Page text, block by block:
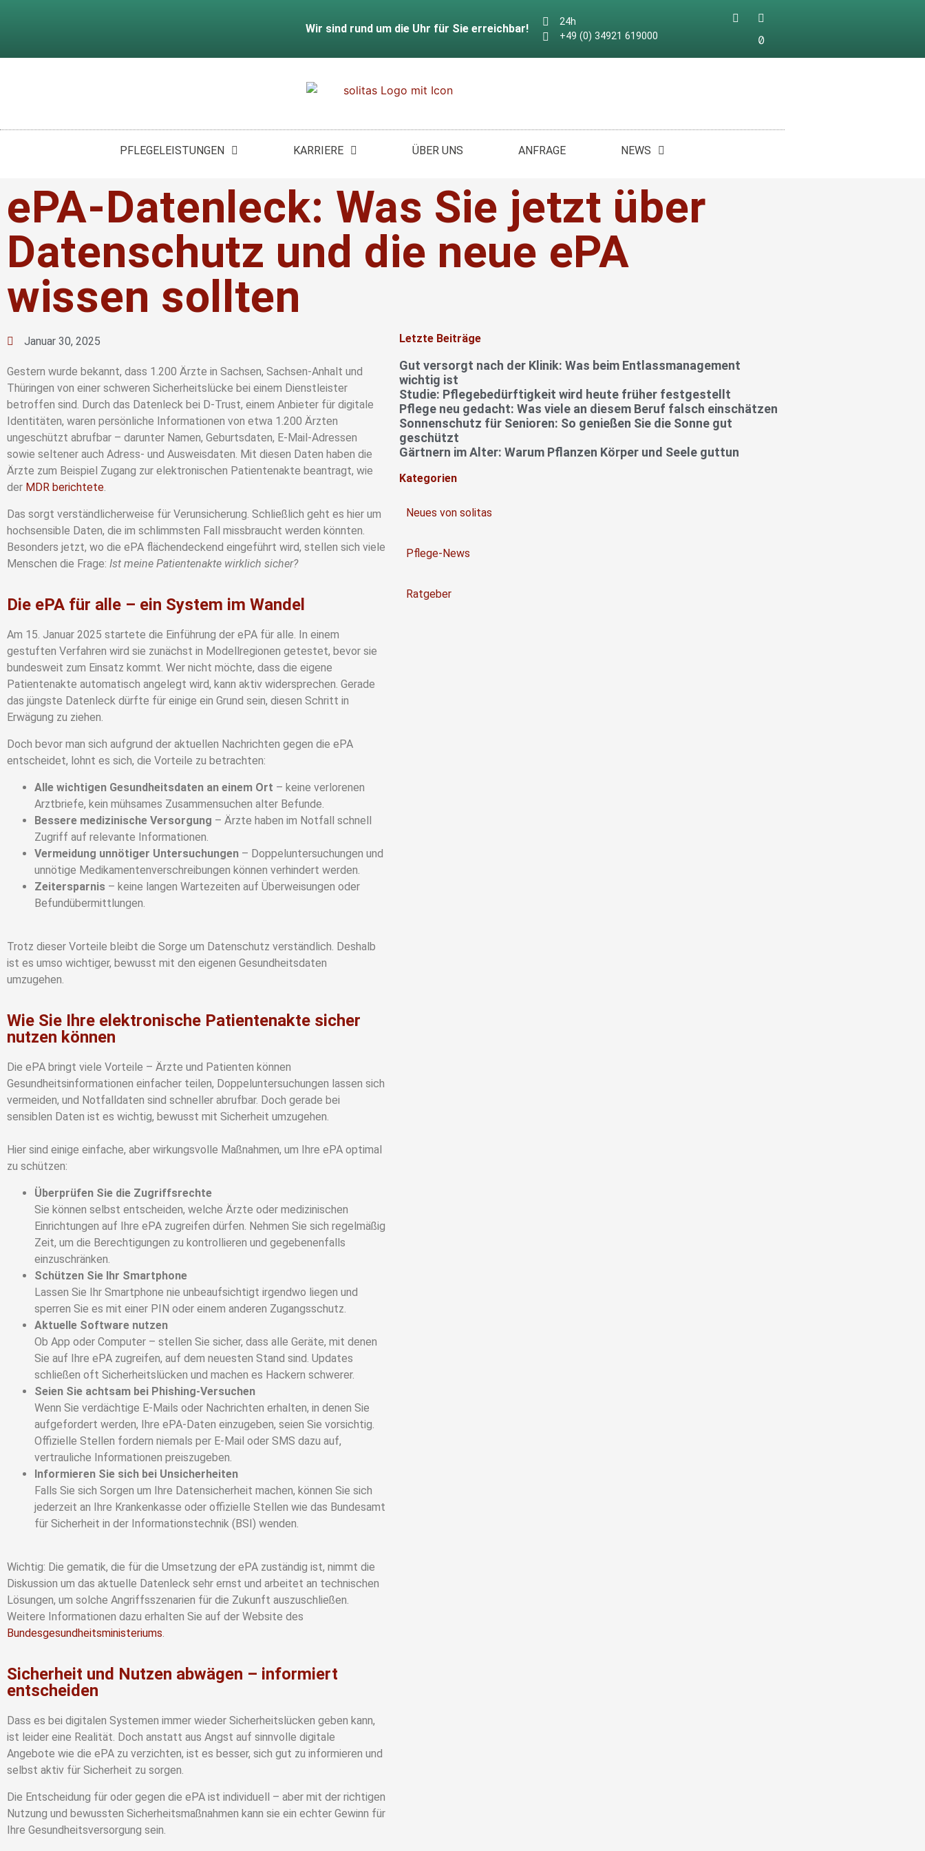
Wir sind rund um die Uhr für Sie erreichbar!
24h
+49 (0) 34921 619000
KARRIERE
PFLEGELEISTUNGEN KARRIERE ÜBER UNS ANFRAGE NEWS
ePA-Datenleck: Was Sie jetzt über
Datenschutz und die neue ePA
wissen sollten
Januar 30, 2025
Gestern wurde bekannt, dass 1.200 Ärzte in Sachsen, Sachsen-Anhalt und
Thüringen von einer schweren Sicherheitslücke bei einem Dienstleister
betroffen sind. Durch das Datenleck bei D-Trust, einem Anbieter für digitale
Identitäten, waren persönliche Informationen von etwa 1.200 Ärzten
ungeschützt abrufbar – darunter Namen, Geburtsdaten, E-Mail-Adressen
sowie seltener auch Adress- und Ausweisdaten. Mit diesen Daten haben die
Ärzte zum Beispiel Zugang zur elektronischen Patientenakte beantragt, wie
der MDR berichtete
Das sorgt verständlicherweise für Verunsicherung. Schließlich geht es hier um
hochsensible Daten, die im schlimmsten Fall missbraucht werden könnten.
Besonders jetzt, wo die ePA flächendeckend eingeführt wird, stellen sich viele
Menschen die Frage: Ist meine Patientenakte wirklich sicher?
Die ePA für alle – ein System im Wandel
Am 15. Januar 2025 startete die Einführung der ePA für alle. In einem
gestuften Verfahren wird sie zunächst in Modellregionen getestet, bevor sie
bundesweit zum Einsatz kommt. Wer nicht möchte, dass die eigene
Patientenakte automatisch angelegt wird, kann aktiv widersprechen. Gerade
das jüngste Datenleck dürfte für einige ein Grund sein, diesen Schritt in
Erwägung zu ziehen.
Doch bevor man sich aufgrund der aktuellen Nachrichten gegen die ePA
entscheidet, lohnt es sich, die Vorteile zu betrachten:
Alle wichtigen Gesundheitsdaten an einem Ort – keine verlorenen
Arztbriefe, kein mühsames Zusammensuchen alter Befunde.
Bessere medizinische Versorgung – Ärzte haben im Notfall schnell
Zugriff auf relevante Informationen.
Vermeidung unnötiger Untersuchungen – Doppeluntersuchungen und
unnötige Medikamentenverschreibungen können verhindert werden.
Zeitersparnis – keine langen Wartezeiten auf Überweisungen oder
Befundübermittlungen.
Trotz dieser Vorteile bleibt die Sorge um Datenschutz verständlich. Deshalb
ist es umso wichtiger, bewusst mit den eigenen Gesundheitsdaten
umzugehen.
Wie Sie Ihre elektronische Patientenakte sicher
nutzen können
Die ePA bringt viele Vorteile – Ärzte und Patienten können
Gesundheitsinformationen einfacher teilen, Doppeluntersuchungen lassen sich
vermeiden, und Notfalldaten sind schneller abrufbar. Doch gerade bei
sensiblen Daten ist es wichtig, bewusst mit Sicherheit umzugehen.
Hier sind einige einfache, aber wirkungsvolle Maßnahmen, um Ihre ePA optimal
zu schützen:
Überprüfen Sie die Zugriffsrechte
Sie können selbst entscheiden, welche Ärzte oder medizinischen
Einrichtungen auf Ihre ePA zugreifen dürfen. Nehmen Sie sich regelmäßig
Zeit, um die Berechtigungen zu kontrollieren und gegebenenfalls
einzuschränken.
Schützen Sie Ihr Smartphone
Lassen Sie Ihr Smartphone nie unbeaufsichtigt irgendwo liegen und
sperren Sie es mit einer PIN oder einem anderen Zugangsschutz.
Aktuelle Software nutzen
Ob App oder Computer – stellen Sie sicher, dass alle Geräte, mit denen
Sie auf Ihre ePA zugreifen, auf dem neuesten Stand sind. Updates
schließen oft Sicherheitslücken und machen es Hackern schwerer.
Seien Sie achtsam bei Phishing-Versuchen
Wenn Sie verdächtige E-Mails oder Nachrichten erhalten, in denen Sie
aufgefordert werden, Ihre ePA-Daten einzugeben, seien Sie vorsichtig.
Offizielle Stellen fordern niemals per E-Mail oder SMS dazu auf,
vertrauliche Informationen preiszugeben.
Informieren Sie sich bei Unsicherheiten
Falls Sie sich Sorgen um Ihre Datensicherheit machen, können Sie sich
jederzeit an Ihre Krankenkasse oder offizielle Stellen wie das Bundesamt
für Sicherheit in der Informationstechnik (BSI) wenden.
Wichtig: Die gematik, die für die Umsetzung der ePA zuständig ist, nimmt die
Diskussion um das aktuelle Datenleck sehr ernst und arbeitet an technischen
Lösungen, um solche Angriffsszenarien für die Zukunft auszuschließen.
Weitere Informationen dazu erhalten Sie auf der Website des
Bundesgesundheitsministeriums
Sicherheit und Nutzen abwägen – informiert
entscheiden
Dass es bei digitalen Systemen immer wieder Sicherheitslücken geben kann,
ist leider eine Realität. Doch anstatt aus Angst auf sinnvolle digitale
Angebote wie die ePA zu verzichten, ist es besser, sich gut zu informieren und
selbst aktiv für Sicherheit zu sorgen.
Die Entscheidung für oder gegen die ePA ist individuell – aber mit der richtigen
Nutzung und bewussten Sicherheitsmaßnahmen kann sie ein echter Gewinn für
Ihre Gesundheitsversorgung sein.
Letzte Beiträge
Gut versorgt nach der Klinik: Was beim Entlassmanagement
wichtig ist
Studie: Pflegebedürftigkeit wird heute früher festgestellt
Pflege neu gedacht: Was viele an diesem Beruf falsch einschätzen
Sonnenschutz für Senioren: So genießen Sie die Sonne gut
geschützt
Gärtnern im Alter: Warum Pflanzen Körper und Seele guttun
Kategorien
Neues von solitas
Pflege-News
Ratgeber